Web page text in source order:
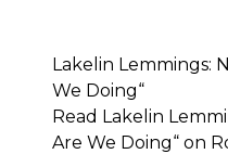
Lakelin Lemmings:
We Doing“
Read Lakelin
Are We Doing“ on